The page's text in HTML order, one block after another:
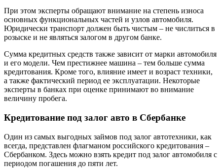
При этом эксперты обращают внимание на степень износа
основных функциональных частей и узлов автомобиля.
Юридически транспорт должен быть чистым – не числиться в
розыске и не являться залогом в другом банке.
Сумма кредитных средств также зависит от марки автомобиля
и его модели. Чем престижнее машина – тем больше сумма
кредитования. Кроме того, влияние имеет и возраст техники,
а также фактический период ее эксплуатации. Некоторые
эксперты в банках при оценке принимают во внимание
величину пробега.
Кредитование под залог авто в Сбербанке
Один из самых выгодных займов под залог автотехники, как
всегда, представлен флагманом российского кредитования –
Сбербанком. Здесь можно взять кредит под залог автомобиля с
периодом погашения до пяти лет.